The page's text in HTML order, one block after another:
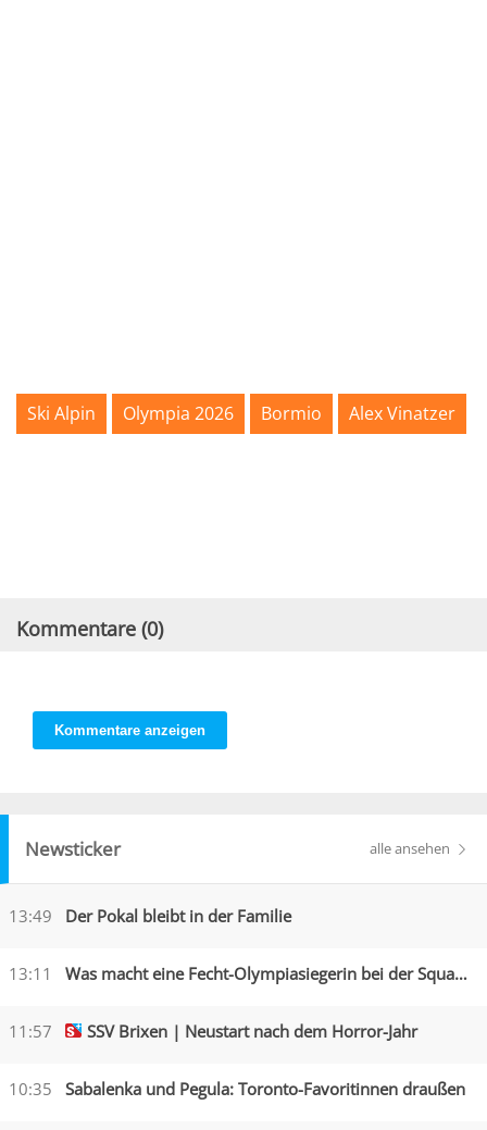
Ski Alpin Olympia 2026 Bormio Alex Vinatzer
Kommentare (0)
Kommentare anzeigen
Newsticker alle ansehen
13:49 Der Pokal bleibt in der Familie
13:11 Was macht eine Fecht-Olympiasiegerin bei der Squadra Azzurra?
11:57 SSV Brixen | Neustart nach dem Horror-Jahr
10:35 Sabalenka und Pegula: Toronto-Favoritinnen draußen